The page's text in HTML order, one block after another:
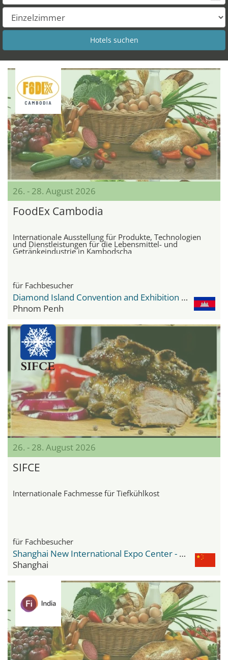
26. - 28. August 2026
FoodEx Cambodia
Internationale Ausstellung für Produkte, Technologien
und Dienstleistungen für die Lebensmittel- und
Getränkeindustrie in Kambodscha
für Fachbesucher
Diamond Island Convention and Exhibition Center
Phnom Penh
26. - 28. August 2026
SIFCE
Internationale Fachmesse für Tiefkühlkost
für Fachbesucher
Shanghai New International Expo Center - SNIEC
Shanghai